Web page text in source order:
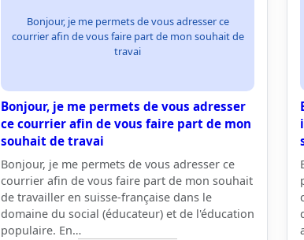
Bonjour, je me permets de vous adresser ce
courrier afin de vous faire part de mon souhait de
travai
Bonjour, je me permets de vous adresser
ce courrier afin de vous faire part de mon
souhait de travai
Bonjour, je me permets de vous adresser ce
courrier afin de vous faire part de mon souhait
de travailler en suisse-française dans le
domaine du social (éducateur) et de l'éducation
populaire. En…